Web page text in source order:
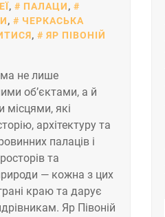
, ПАЛАЦИ,
,
ЧЕРКАСЬКА
, ЯР ПІВОНІЙ
не лише
об’єктами, а й
які
архітектуру та
палаців і
та
— кожна з цих
краю та дарує
Яр Півоній